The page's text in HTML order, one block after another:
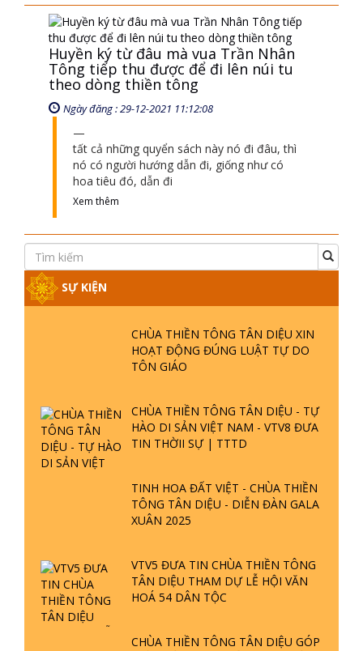
Huyền ký từ đâu mà vua Trần Nhân
Tông tiếp thu được để đi lên núi tu
theo dòng thiền tông
Ngày đăng : 29-12-2021 11:12:08
tất cả những quyển sách này nó đi đâu, thì
nó có người hướng dẫn đi, giống như có
hoa tiêu đó, dẫn đi
Xem thêm
SỰ KIỆN
CHÙA THIỀN TÔNG TÂN DIỆU XIN
HOẠT ĐỘNG ĐÚNG LUẬT TỰ DO
TÔN GIÁO
CHÙA THIỀN TÔNG TÂN DIỆU - TỰ
HÀO DI SẢN VIỆT NAM - VTV8 ĐƯA
TIN THỜII SỰ | TTTD
TINH HOA ĐẤT VIỆT - CHÙA THIỀN
TÔNG TÂN DIỆU - DIỄN ĐÀN GALA
XUÂN 2025
VTV5 ĐƯA TIN CHÙA THIỀN TÔNG
TÂN DIỆU THAM DỰ LỄ HỘI VĂN
HOÁ 54 DÂN TỘC
CHÙA THIỀN TÔNG TÂN DIỆU GÓP